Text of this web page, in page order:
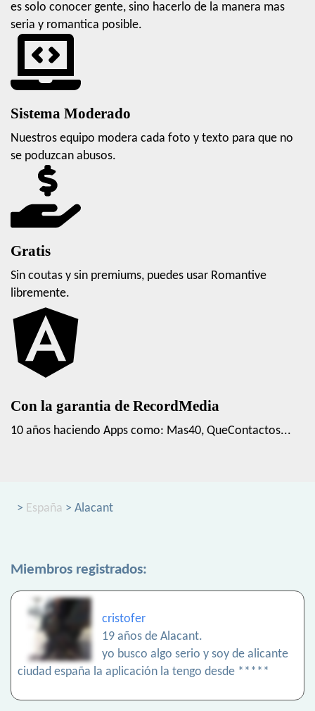
es solo conocer gente, sino hacerlo de la manera mas
seria y romantica posible.
Sistema Moderado
Nuestros equipo modera cada foto y texto para que no
se poduzcan abusos.
Gratis
Sin coutas y sin premiums, puedes usar Romantive
libremente.
Con la garantia de RecordMedia
10 años haciendo Apps como: Mas40, QueContactos...
> España > Alacant
Miembros registrados:
cristofer
19 años de Alacant.
yo busco algo serio y soy de alicante
ciudad españa la aplicación la tengo desde *****